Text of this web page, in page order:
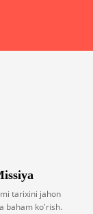
tarixini jahon
baham ko'rish.